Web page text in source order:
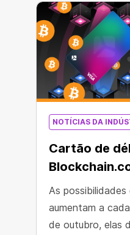
histórica em 40
NOTÍCIAS DA
Cartão de
As
aumentam a
de outubro, elas